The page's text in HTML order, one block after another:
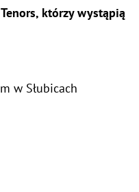
którzy wystąpią
w Słubicach